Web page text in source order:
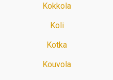
Kokkola
Koli
Kotka
Kouvola